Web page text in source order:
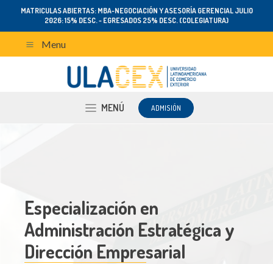
MATRICULAS ABIERTAS: MBA-NEGOCIACIÓN Y ASESORÍA GERENCIAL JULIO
2026: 15% DESC. - EGRESADOS 25% DESC. (COLEGIATURA)
Menu
MENÚ ADMISIÓN
Especialización en
Administración Estratégica y
Dirección Empresarial